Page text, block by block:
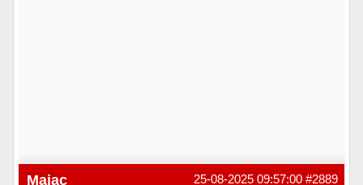
#2889
25-08-2025 09:57:00
Majac